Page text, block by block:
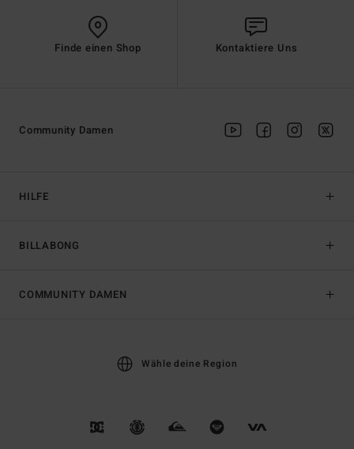
Finde einen Shop Kontaktiere Uns
HILFE
BILLABONG
Community Damen
COMMUNITY DAMEN
Wähle deine Region